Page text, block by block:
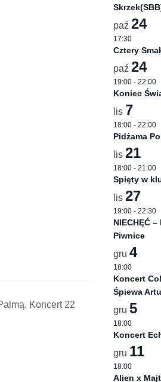
Koncert 22
paź 24
17:30
Cztery
paź 24
19:00- 22:00
Koniec
lis 7
18:00- 22:00
Pidżama
lis 21
18:00- 21:00
Spięty w
lis 27
19:00- 22:30
NIECHĘĆ
Piwnice
gru 4
18:00
Koncert
Śpiewa
gru 5
18:00
Koncert
gru 11
18:00
Alien x